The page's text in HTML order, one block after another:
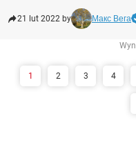
21 lut 2022 by Макс Вега
1 2 3 4